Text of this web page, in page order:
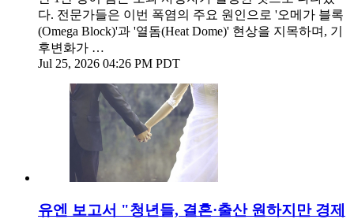
다. 전문가들은 이번 폭염의 주요 원인으로 '오메가 블록
(Omega Block)'과 '열돔(Heat Dome)' 현상을 지목하며, 기
후변화가 …
Jul 25, 2026 04:26 PM PDT
유엔 보고서 "청년들, 결혼·출산 원하지만 경제